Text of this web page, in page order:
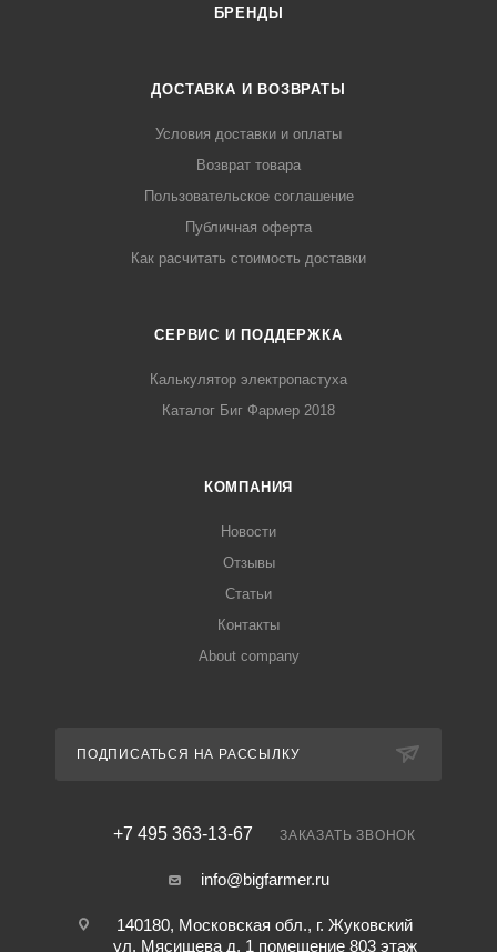
БРЕНДЫ
ДОСТАВКА И ВОЗВРАТЫ
Условия доставки и оплаты
Возврат товара
Пользовательское соглашение
Публичная оферта
Как расчитать стоимость доставки
СЕРВИС И ПОДДЕРЖКА
Калькулятор электропастуха
Каталог Биг Фармер 2018
КОМПАНИЯ
Новости
Отзывы
Статьи
Контакты
About company
ПОДПИСАТЬСЯ НА РАССЫЛКУ
+7 495 363-13-67 ЗАКАЗАТЬ ЗВОНОК
info@bigfarmer.ru
140180, Московская обл., г. Жуковский
ул. Мясищева д. 1 помещение 803 этаж